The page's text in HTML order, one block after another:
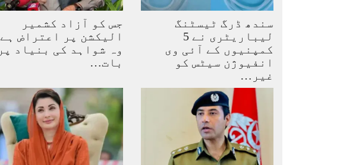
جس کو آزاد کشمیر
الیکشن پر اعتراض ہے
وہ شواہد کی بنیاد پر
بات…
سندھ ڈرگ ٹیسٹنگ
لیباریٹری نے 5
کمپنیوں کے آئی وی
انفیوژن سیٹس کو
غیر…